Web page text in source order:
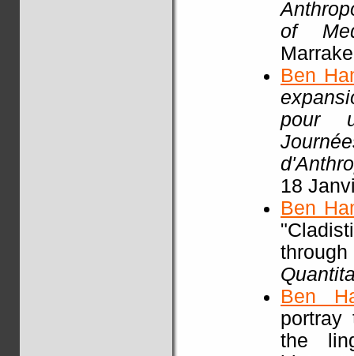
of
Ben
pour
18
Ben
Ben
portray
the